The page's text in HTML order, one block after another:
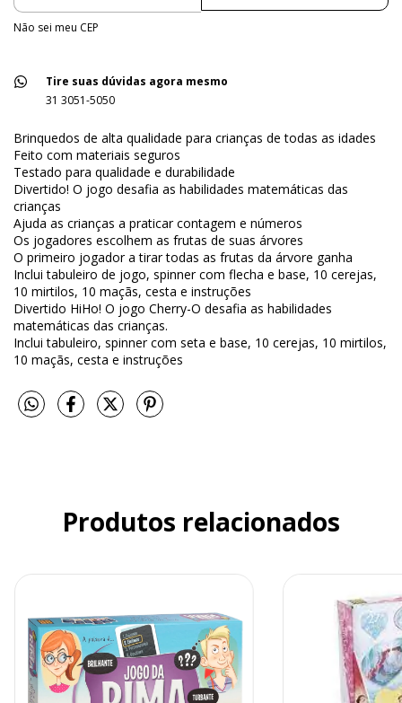
Não sei meu CEP
Tire suas dúvidas agora mesmo
31 3051-5050
Brinquedos de alta qualidade para crianças de todas as idades
Feito com materiais seguros
Testado para qualidade e durabilidade
Divertido! O jogo desafia as habilidades matemáticas das
crianças
Ajuda as crianças a praticar contagem e números
Os jogadores escolhem as frutas de suas árvores
O primeiro jogador a tirar todas as frutas da árvore ganha
Inclui tabuleiro de jogo, spinner com flecha e base, 10 cerejas,
10 mirtilos, 10 maçãs, cesta e instruções
Divertido HiHo! O jogo Cherry-O desafia as habilidades
matemáticas das crianças.
Inclui tabuleiro, spinner com seta e base, 10 cerejas, 10 mirtilos,
10 maçãs, cesta e instruções
Produtos relacionados